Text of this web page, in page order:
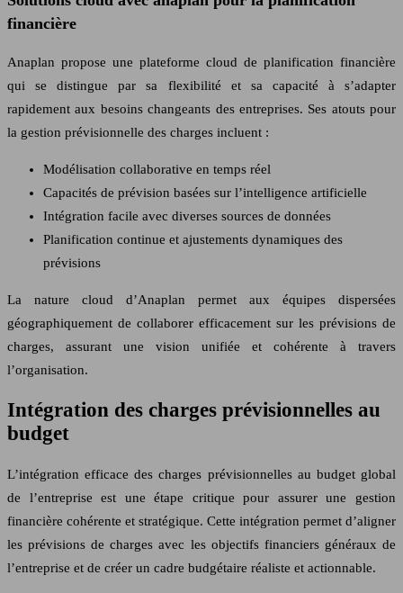
financière
Anaplan propose une plateforme cloud de planification financière
qui se distingue par sa flexibilité et sa capacité à s’adapter
rapidement aux besoins changeants des entreprises. Ses atouts pour
la gestion prévisionnelle des charges incluent :
Modélisation collaborative en temps réel
Capacités de prévision basées sur l’intelligence artificielle
Intégration facile avec diverses sources de données
Planification continue et ajustements dynamiques des
prévisions
La nature cloud d’Anaplan permet aux équipes dispersées
géographiquement de collaborer efficacement sur les prévisions de
charges, assurant une vision unifiée et cohérente à travers
l’organisation.
Intégration des charges prévisionnelles au
budget
L’intégration efficace des charges prévisionnelles au budget global
de l’entreprise est une étape critique pour assurer une gestion
financière cohérente et stratégique. Cette intégration permet d’aligner
les prévisions de charges avec les objectifs financiers généraux de
l’entreprise et de créer un cadre budgétaire réaliste et actionnable.